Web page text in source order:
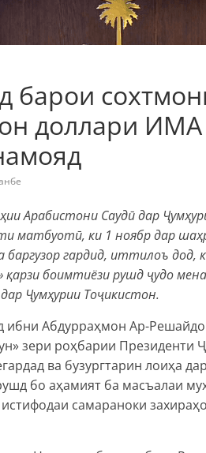
барои
доллари ИМА
Арабистони Саудӣ дар
матбуотӣ, ки 1 ноябр дар
гардид, иттилоъ дод,
қарзи боимтиёзи рушд ҷудо
Ҷумҳурии Тоҷикистон.
Абдурраҳмон Ар-
зери роҳбарии Президенти
ва бузургтарин лоиҳа
бо аҳамият ба масъалаи
самараноки